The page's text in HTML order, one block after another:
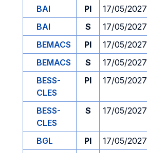
BAI
PI 17/05/2027
BAI
S 17/05/2027
BEMACS
PI 17/05/2027
BEMACS
S 17/05/2027
BESS-
CLES
PI 17/05/2027
BESS-
CLES
S 17/05/2027
BGL PI 17/05/2027